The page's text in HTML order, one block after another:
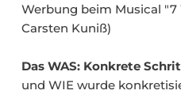
Werbung beim Musical
Carsten Kuniß)
Das WAS: Konkrete
und WIE wurde